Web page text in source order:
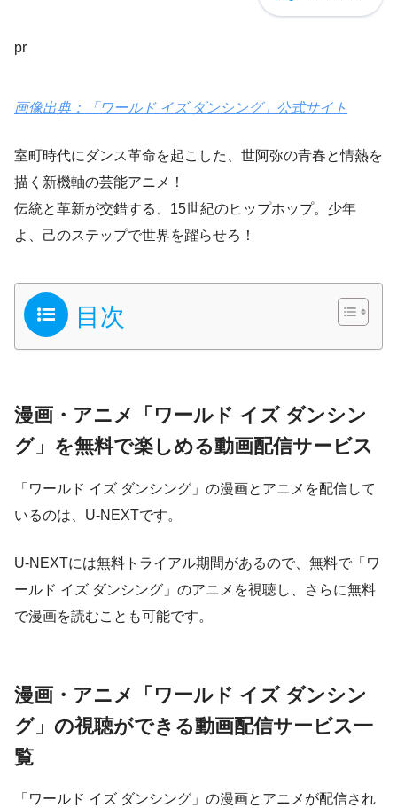
pr
画像出典：「ワールド イズ ダンシング」公式サイト
室町時代にダンス革命を起こした、世阿弥の青春と情熱を
描く新機軸の芸能アニメ！
伝統と革新が交錯する、15世紀のヒップホップ。少年
よ、己のステップで世界を躍らせろ！
目次
漫画・アニメ「ワールド イズ ダンシン
グ」を無料で楽しめる動画配信サービス
「ワールド イズ ダンシング」の漫画とアニメを配信して
いるのは、U-NEXTです。
U-NEXTには無料トライアル期間があるので、無料で「ワ
ールド イズ ダンシング」のアニメを視聴し、さらに無料
で漫画を読むことも可能です。
漫画・アニメ「ワールド イズ ダンシン
グ」の視聴ができる動画配信サービス一
覧
「ワールド イズ ダンシング」の漫画とアニメが配信され